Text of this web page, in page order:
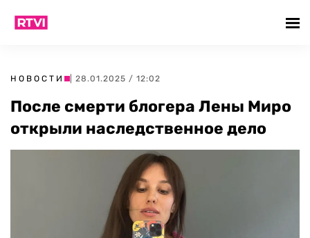
НОВОСТИ | 28.01.2025 / 12:02
После смерти блогера Лены Миро
открыли наследственное дело